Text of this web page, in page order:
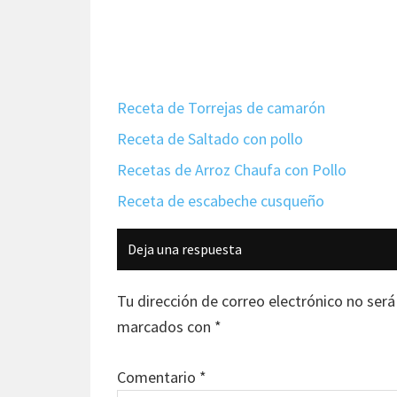
Receta de Torrejas de camarón
Receta de Saltado con pollo
Recetas de Arroz Chaufa con Pollo
Receta de escabeche cusqueño
Interacciones
con
los
lectores
Deja una respuesta
Tu dirección de correo electrónico no
marcados con *
Comentario *